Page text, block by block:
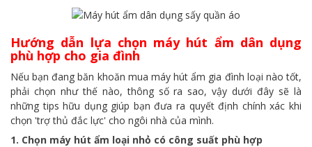
Hướng dẫn lựa chọn máy hút ẩm dân dụng
phù hợp cho gia đình
Nếu bạn đang băn khoăn mua máy hút ẩm gia đình loại nào tốt,
phải chọn như thế nào, thông số ra sao, vậy dưới đây sẽ là
những tips hữu dụng giúp bạn đưa ra quyết định chính xác khi
chọn 'trợ thủ đắc lực' cho ngôi nhà của mình.
1. Chọn máy hút ẩm loại nhỏ có công suất phù hợp